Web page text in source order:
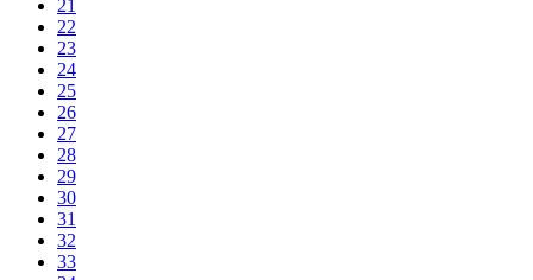
21
22
23
24
25
26
27
28
29
30
31
32
33